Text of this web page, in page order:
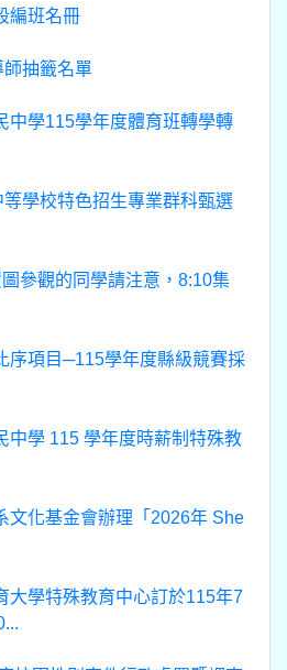
編班名冊
抽籤名單
中學115學年度體育班轉學轉
學校特色招生專業群科甄選
參觀的同學請注意，8:10集
序項目─115學年度縣級競賽採
中學 115 學年度時薪制特殊教
文化基金會辦理「2026年 She
大學特殊教育中心訂於115年7